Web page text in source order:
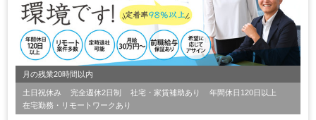
月の残業20時間以内
土日祝休み 完全週休2日制 社宅・家賃補助あり
年間休日120日以上
在宅勤務・リモートワークあり